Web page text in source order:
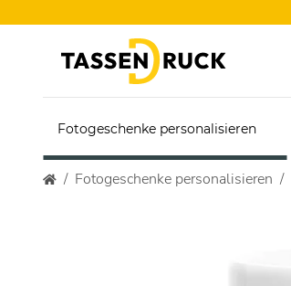
Fotogeschenke personalisieren
Fotogeschenke personalisieren